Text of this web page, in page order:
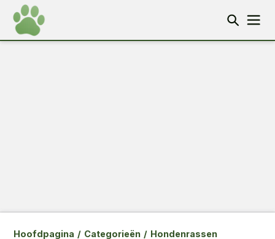
Hoofdpagina / Categorieën / Hondenrassen